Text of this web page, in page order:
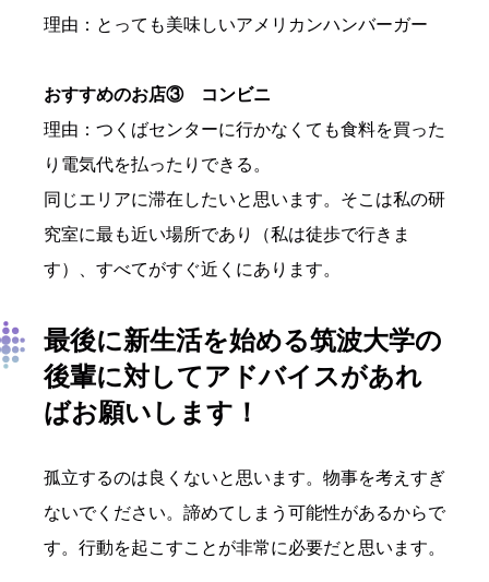
理由：とっても美味しいアメリカンハンバーガー
おすすめのお店③ コンビニ
理由：つくばセンターに行かなくても食料を買った
り電気代を払ったりできる。
同じエリアに滞在したいと思います。そこは私の研
究室に最も近い場所であり（私は徒歩で行きま
す）、すべてがすぐ近くにあります。
最後に新生活を始める筑波大学の
後輩に対してアドバイスがあれ
ばお願いします！
孤立するのは良くないと思います。物事を考えすぎ
ないでください。諦めてしまう可能性があるからで
す。行動を起こすことが非常に必要だと思います。